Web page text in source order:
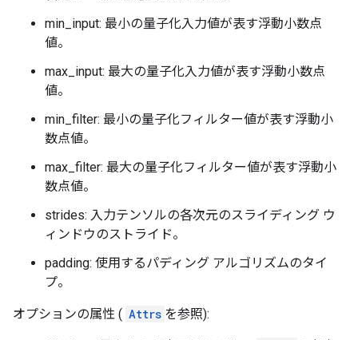
min_input: 最小の量子化入力値が表す浮動小数点
値。
max_input: 最大の量子化入力値が表す浮動小数点
値。
min_filter: 最小の量子化フィルター値が表す浮動小
数点値。
max_filter: 最大の量子化フィルター値が表す浮動小
数点値。
strides: 入力テンソルの各次元のスライディング ウ
ィンドウのストライド。
padding: 使用するパディング アルゴリズムのタイ
プ。
オプションの属性 ( Attrs を参照):